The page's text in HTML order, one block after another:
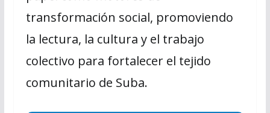
transformación social, promoviendo
la lectura, la cultura y el trabajo
colectivo para fortalecer el tejido
comunitario de Suba.